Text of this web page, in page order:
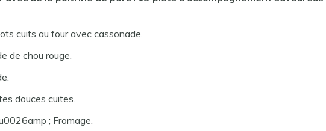
cuits au four avec cassonade.
de chou rouge.
douces cuites.
; Fromage.